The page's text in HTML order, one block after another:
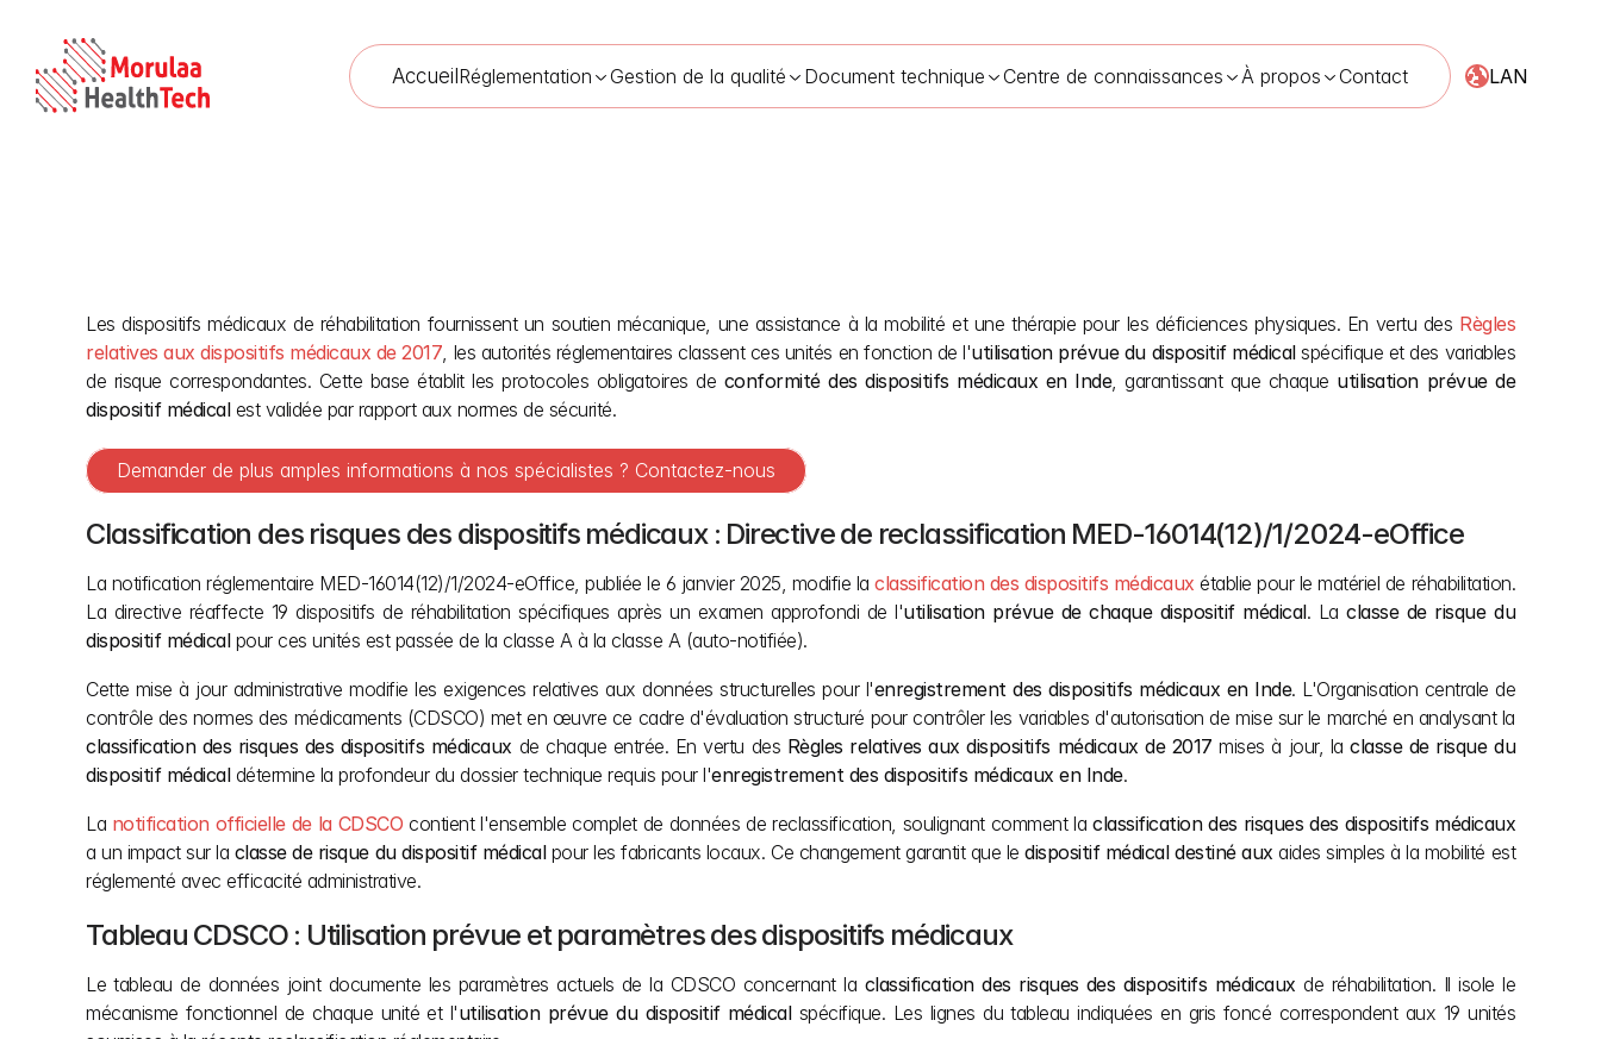
AccueilRéglementation Gestion de la qualité Document technique Centre de connaissances À propos Contact LAN
Guide CDSCO sur l’utilisation prévue et la classification des risques des dispositifs médicaux 28 avr. 2026
Les dispositifs médicaux de réhabilitation fournissent un soutien mécanique, une assistance à la mobilité et une thérapie pour les déficiences physiques. En vertu des Règles
relatives aux dispositifs médicaux de 2017, les autorités réglementaires classent ces unités en fonction de l'utilisation prévue du dispositif médical spécifique et des variables
de risque correspondantes. Cette base établit les protocoles obligatoires de conformité des dispositifs médicaux en Inde, garantissant que chaque utilisation prévue de
dispositif médical est validée par rapport aux normes de sécurité.
Demander de plus amples informations à nos spécialistes ? Contactez-nous
Classification des risques des dispositifs médicaux : Directive de reclassification MED-16014(12)/1/2024-eOffice
La notification réglementaire MED-16014(12)/1/2024-eOffice, publiée le 6 janvier 2025, modifie la classification des dispositifs médicaux établie pour le matériel de réhabilitation.
La directive réaffecte 19 dispositifs de réhabilitation spécifiques après un examen approfondi de l'utilisation prévue de chaque dispositif médical. La classe de risque du
dispositif médical pour ces unités est passée de la classe A à la classe A (auto-notifiée).
Cette mise à jour administrative modifie les exigences relatives aux données structurelles pour l'enregistrement des dispositifs médicaux en Inde. L'Organisation centrale de
classification des risques des dispositifs médicaux de chaque entrée. En vertu des Règles relatives aux dispositifs médicaux de 2017 mises à jour, la classe de risque du
dispositif médical détermine la profondeur du dossier technique requis pour l'enregistrement des dispositifs médicaux en Inde.
La notification officielle de la CDSCO contient l'ensemble complet de données de reclassification, soulignant comment la classification des risques des dispositifs médicaux
a un impact sur la classe de risque du dispositif médical pour les fabricants locaux. Ce changement garantit que le dispositif médical destiné aux aides simples à la mobilité est
réglementé avec efficacité administrative.
Tableau CDSCO : Utilisation prévue et paramètres des dispositifs médicaux
Le tableau de données joint documente les paramètres actuels de la CDSCO concernant la classification des risques des dispositifs médicaux de réhabilitation. Il isole le
mécanisme fonctionnel de chaque unité et l'utilisation prévue du dispositif médical spécifique. Les lignes du tableau indiquées en gris foncé correspondent aux 19 unités